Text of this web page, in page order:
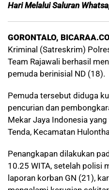
Hari Melalui Saluran
GORONTALO,
Kriminal (Satreskrim)
Team Rajawali berhasil
pemuda berinisial ND (18).
Pemuda tersebut diduga
pencurian dan
Mekar Jaya Indonesia
Tenda, Kecamatan
Penangkapan dilakukan
10.25 WITA, setelah polisi
laporan korban GN (21),